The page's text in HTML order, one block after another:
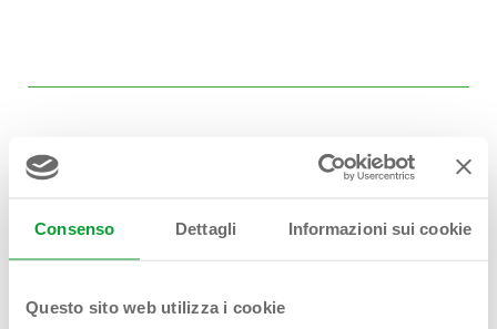
Consenso Dettagli Informazioni sui cookie
Questo sito web utilizza i cookie
Hai bisogno di
aiuto?